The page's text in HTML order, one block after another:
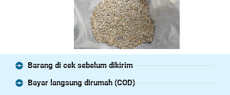
Barang di cek sebelum dikirim
Bayar langsung dirumah (COD)